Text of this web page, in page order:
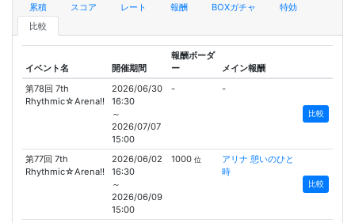
累積 スコア レート 報酬 BOXガチャ
特効
比較
イベント名 開催期間
報酬ボーダ
ー
メイン報酬
第78回 7th
Rhythmic☆Arena!!
2026/06/30
16:30
～
2026/07/07
15:00
- -
比較
第77回 7th
Rhythmic☆Arena!!
2026/06/02
16:30
～
2026/06/09
15:00
1000位
アリナ 憩いのひと
時
比較